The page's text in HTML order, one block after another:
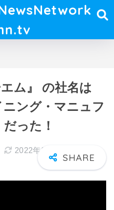
ム』 の社名は
ニング・マニュフ
った！
2022年03月02日 水曜日